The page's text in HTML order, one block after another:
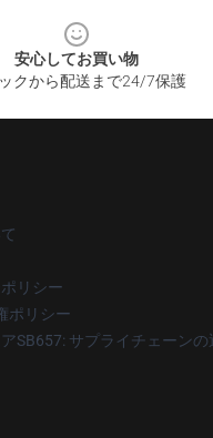
安心してお買い物
クから配送まで24/7保護
リシー
ポリシー
SB657: サプライチェーンの